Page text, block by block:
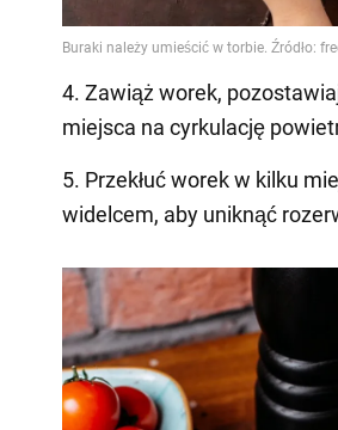
4. Zawiąż worek,
miejsca na cyrkulację
5. Przekłuć worek w kilku
widelcem, aby uniknąć